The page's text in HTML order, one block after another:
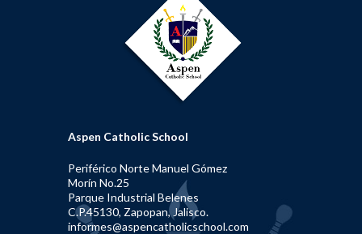
Aspen Catholic School
Periférico Norte Manuel Gómez
Morín No.25
Parque Industrial Belenes
C.P.45130, Zapopan, Jalisco.
informes@aspencatholicschool.com